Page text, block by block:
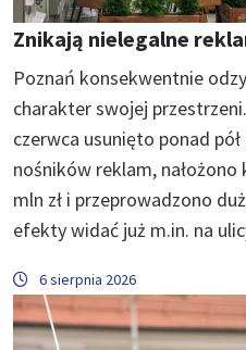
Znikają nielegalne
Poznań konsekwentnie
charakter swojej
czerwca usunięto ponad
nośników reklam, nałożono
mln zł i przeprowadzono
efekty widać już m.in. na
6 sierpnia 2026